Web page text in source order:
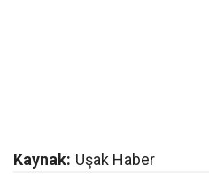
Kaynak: Uşak Haber